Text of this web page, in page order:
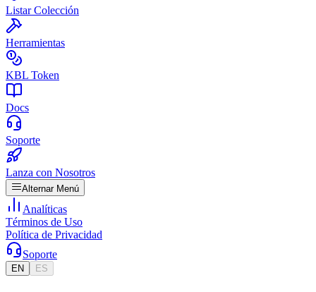
Listar Colección
Herramientas
KBL Token
Docs
Soporte
Lanza con Nosotros
Alternar Menú
Analíticas
Términos de Uso
Política de Privacidad
Soporte
EN ES